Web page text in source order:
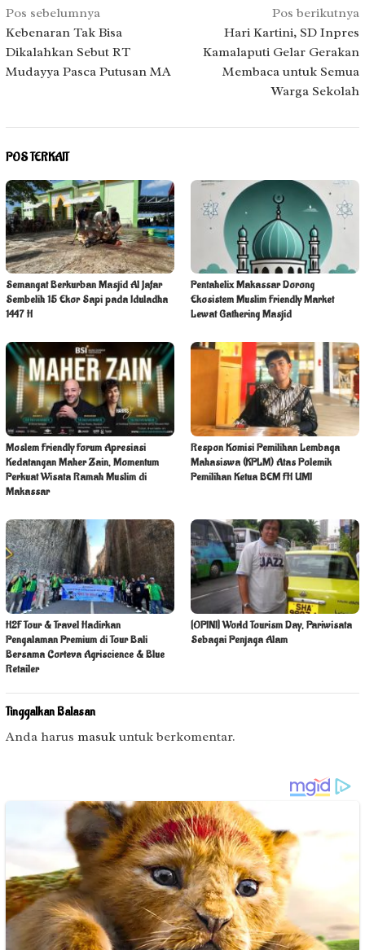
Navigasi
pos
Pos sebelumnya
Kebenaran Tak Bisa
Dikalahkan Sebut RT
Mudayya Pasca Putusan MA
Pos berikutnya
Hari Kartini, SD Inpres
Kamalaputi Gelar Gerakan
Membaca untuk Semua
Warga Sekolah
POS TERKAIT
Semangat Berkurban Masjid Al Jafar
Sembelih 15 Ekor Sapi pada Iduladha
1447 H
Pentahelix Makassar Dorong
Ekosistem Muslim Friendly Market
Lewat Gathering Masjid
Moslem Friendly Forum Apresiasi
Kedatangan Maher Zain, Momentum
Perkuat Wisata Ramah Muslim di
Makassar
Respon Komisi Pemilihan Lembaga
Mahasiswa (KPLM) Atas Polemik
Pemilihan Ketua BEM FH UMI
H2F Tour & Travel Hadirkan
Pengalaman Premium di Tour Bali
Bersama Corteva Agriscience & Blue
Retailer
[OPINI] World Tourism Day, Pariwisata
Sebagai Penjaga Alam
Tinggalkan Balasan
Anda harus masuk untuk berkomentar.